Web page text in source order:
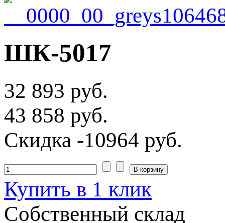
ШК-5017
32 893 руб.
43 858 руб.
Скидка -10964 руб.
Купить в 1 клик
Собственный склад